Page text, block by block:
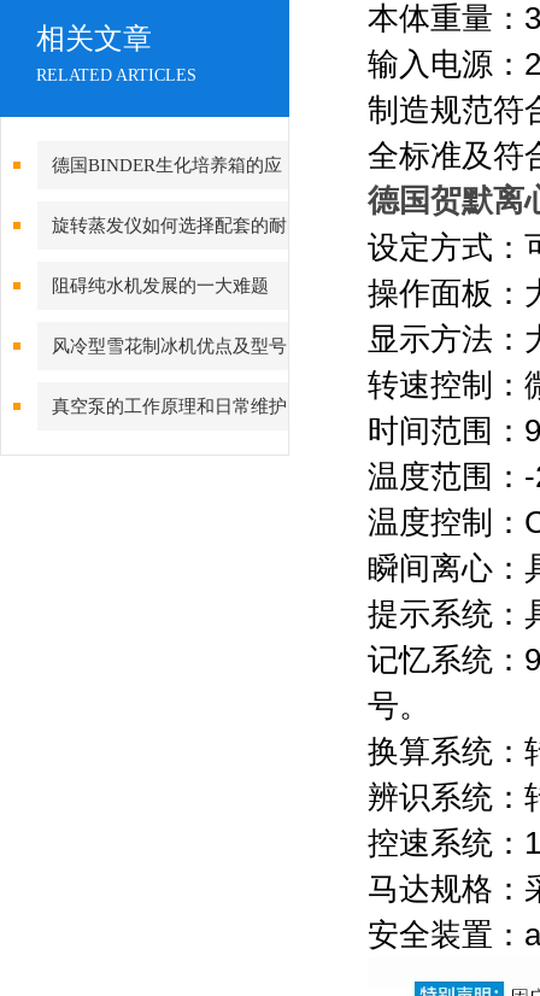
相关文章
RELATED ARTICLES
德国BINDER生化培养箱的应
用范围和组成结构
旋转蒸发仪如何选择配套的耐
腐蚀真空泵/隔膜泵
阻碍纯水机发展的一大难题
风冷型雪花制冰机优点及型号
介绍（斯科茨曼、万利多、三
真空泵的工作原理和日常维护
本体重量：
输入电源：
制造规范符
全标准及符
德国贺默离
设定方式：
操作面板：
显示方法：
转速控制：
时间范围：
温度范围
温度控制：
瞬间离心：
提示系统：
记忆系统：
号。
换算系统：
辨识系统：
控速系统：
马达规格：
安全装置：